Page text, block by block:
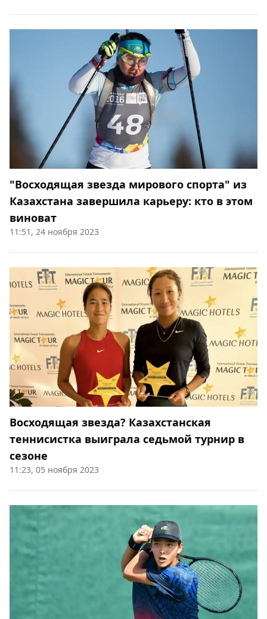
"Восходящая звезда мирового спорта" из
Казахстана завершила карьеру: кто в этом
виноват
11:51, 24 ноября 2023
Восходящая звезда? Казахстанская
теннисистка выиграла седьмой турнир в
сезоне
11:23, 05 ноября 2023